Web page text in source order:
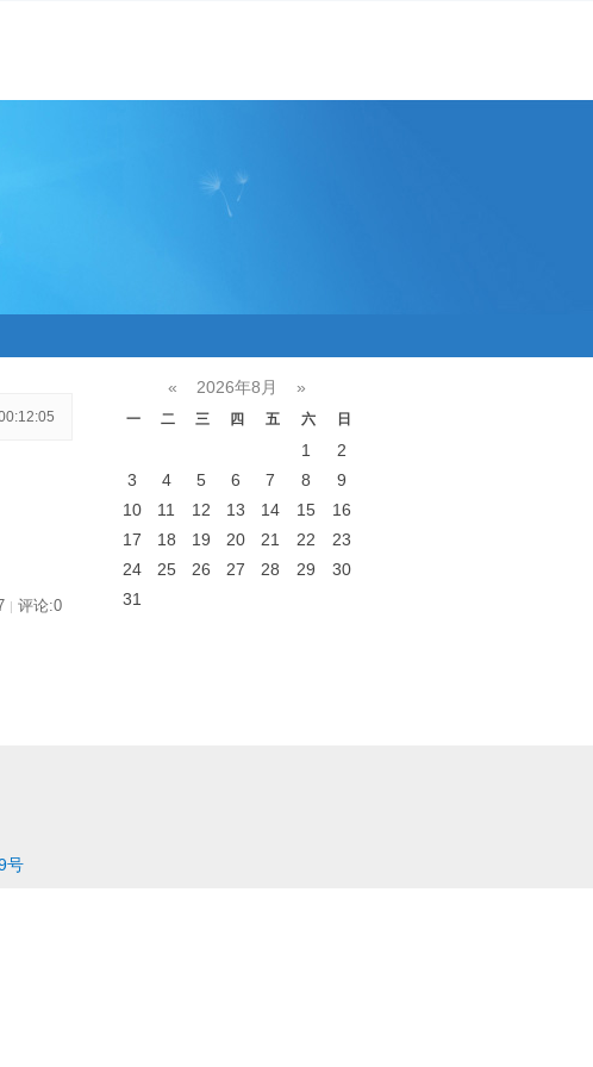
| 评论:0
« 2026年8月 »
一 二 三 四 五 六 日
1
2
3
4 5 6 7 8
9
10
11 12 13 14 15
16
17
18 19 20 21 22
23
24
25 26 27 28 29
30
31
号